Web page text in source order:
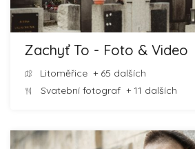
Zachyť To - Foto & Video
Litoměřice + 65 dalších
Svatební fotograf + 11 dalších